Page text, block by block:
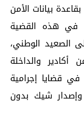
بيانات الأمن
في هذه القضية
الوطني،
والداخلة
قضايا إجرامية
وإصدار شيك بدون